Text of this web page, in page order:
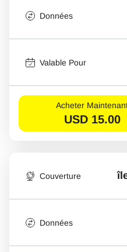
Données
Valable Pour
Acheter
USD 15.00
Couverture
Données